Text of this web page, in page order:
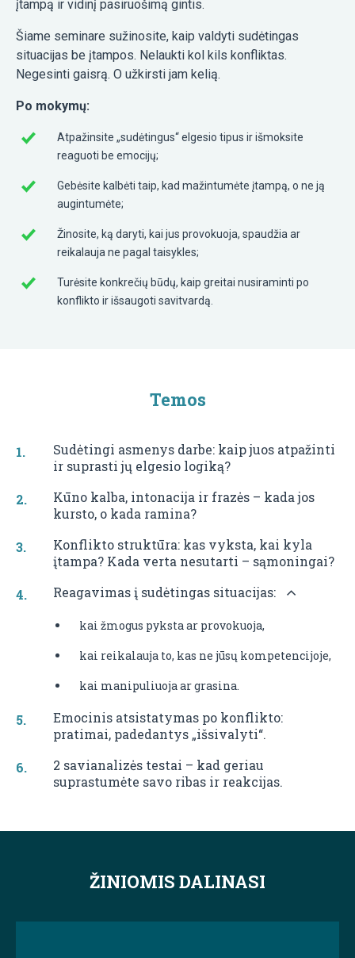
įtampą ir vidinį pasiruošimą gintis.
Šiame seminare sužinosite, kaip valdyti sudėtingas
situacijas be įtampos. Nelaukti kol kils konfliktas.
Negesinti gaisrą. O užkirsti jam kelią.
Po mokymų:
Atpažinsite „sudėtingus“ elgesio tipus ir išmoksite
reaguoti be emocijų;
Gebėsite kalbėti taip, kad mažintumėte įtampą, o ne ją
augintumėte;
Žinosite, ką daryti, kai jus provokuoja, spaudžia ar
reikalauja ne pagal taisykles;
Turėsite konkrečių būdų, kaip greitai nusiraminti po
konflikto ir išsaugoti savitvardą.
Temos
Sudėtingi asmenys darbe: kaip juos atpažinti
ir suprasti jų elgesio logiką?
Kūno kalba, intonacija ir frazės – kada jos
kursto, o kada ramina?
Konflikto struktūra: kas vyksta, kai kyla
įtampa? Kada verta nesutarti – sąmoningai?
Reagavimas į sudėtingas situacijas:
kai žmogus pyksta ar provokuoja,
kai reikalauja to, kas ne jūsų kompetencijoje,
kai manipuliuoja ar grasina.
Emocinis atsistatymas po konflikto:
pratimai, padedantys „išsivalyti“.
2 savianalizės testai – kad geriau
suprastumėte savo ribas ir reakcijas.
ŽINIOMIS DALINASI